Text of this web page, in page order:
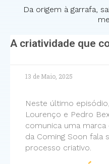
Da origem à garrafa,
A criatividade que
13 de Maio, 2025
Neste último
Lourenço e Pedro
comunica uma marca
da Coming Soon fala
processo criativo.